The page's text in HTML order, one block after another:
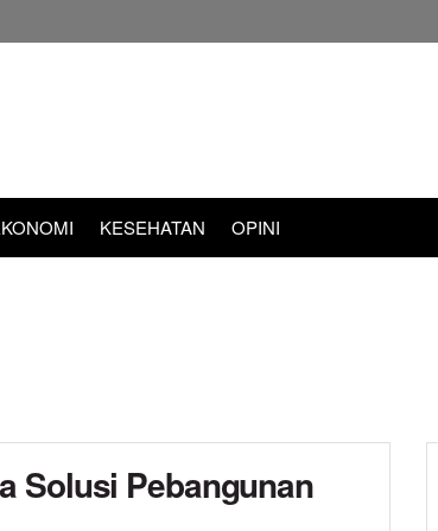
KESEHATAN OPINI
Solusi Pebangunan